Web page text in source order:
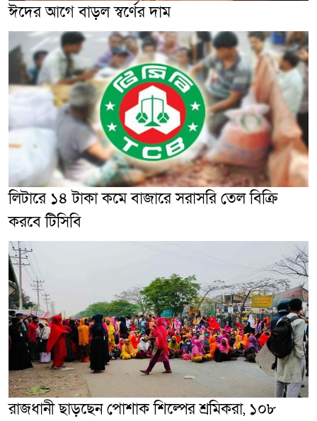
ঈদের আগে বাড়ল স্বর্ণের দাম
লিটারে ১৪ টাকা কমে বাজারে সরাসরি তেল বিক্রি
করবে টিসিবি
রাজধানী ছাড়ছেন পোশাক শিল্পের শ্রমিকরা, ১০৮